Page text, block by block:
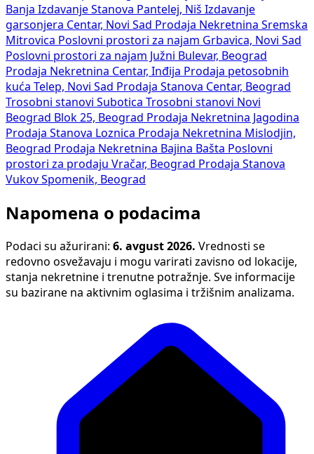
Banja Izdavanje Stanova Pantelej, Niš Izdavanje
garsonjera Centar, Novi Sad Prodaja Nekretnina Sremska
Mitrovica Poslovni prostori za najam Grbavica, Novi Sad
Poslovni prostori za najam Južni Bulevar, Beograd
Prodaja Nekretnina Centar, Inđija Prodaja petosobnih
kuća Telep, Novi Sad Prodaja Stanova Centar, Beograd
Trosobni stanovi Subotica Trosobni stanovi Novi
Beograd Blok 25, Beograd Prodaja Nekretnina Jagodina
Prodaja Stanova Loznica Prodaja Nekretnina Mislodjin,
Beograd Prodaja Nekretnina Bajina Bašta Poslovni
prostori za prodaju Vračar, Beograd Prodaja Stanova
Vukov Spomenik, Beograd
Napomena o podacima
Podaci su ažurirani: 6. avgust 2026. Vrednosti se
redovno osvežavaju i mogu varirati zavisno od lokacije,
stanja nekretnine i trenutne potražnje. Sve informacije
su bazirane na aktivnim oglasima i tržišnim analizama.